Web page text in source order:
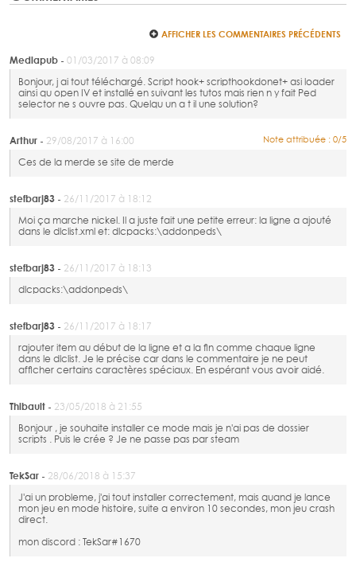
AFFICHER LES COMMENTAIRES PRÉCÉDENTS
Mediapub - 01/03/2017 à 08:09
Bonjour, j ai tout téléchargé. Script hook+ scripthookdonet+ asi loader
ainsi qu open IV et installé en suivant les tutos mais rien n y fait Ped
selector ne s ouvre pas. Quelqu un a t il une solution?
Arthur - 29/08/2017 à 16:00 Note attribuée : 0/5
Ces de la merde se site de merde
stefbarj83 - 26/11/2017 à 18:12
Moi ça marche nickel. Il a juste fait une petite erreur: la ligne a ajouté
dans le dlclist.xml et: dlcpacks:\addonpeds\
stefbarj83 - 26/11/2017 à 18:13
dlcpacks:\addonpeds\
stefbarj83 - 26/11/2017 à 18:17
rajouter item au début de la ligne et a la fin comme chaque ligne
dans le dlclist. Je le précise car dans le commentaire je ne peut
afficher certains caractères spéciaux. En espérant vous avoir aidé.
Thibault - 23/05/2018 à 21:55
Bonjour , je souhaite installer ce mode mais je n'ai pas de dossier
scripts . Puis le crée ? Je ne passe pas par steam
TekSar - 28/06/2018 à 15:37
J'ai un probleme, j'ai tout installer correctement, mais quand je lance
mon jeu en mode histoire, suite a environ 10 secondes, mon jeu crash
direct.
mon discord : TekSar#1670